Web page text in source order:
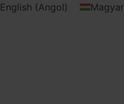
English (Angol) Magyar